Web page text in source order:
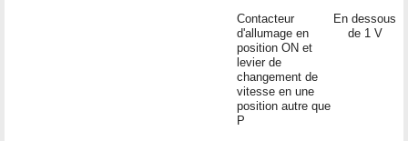
Contacteur
d'allumage en
position ON et
levier de
changement de
vitesse en une
position autre que
P
En dessous
de 1 V